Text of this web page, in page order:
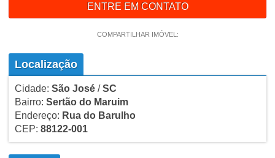
ENTRE EM CONTATO
COMPARTILHAR IMÓVEL:
Localização
Cidade: São José/SC
Bairro: Sertão do Maruim
Endereço: Rua do Barulho
CEP: 88122-001